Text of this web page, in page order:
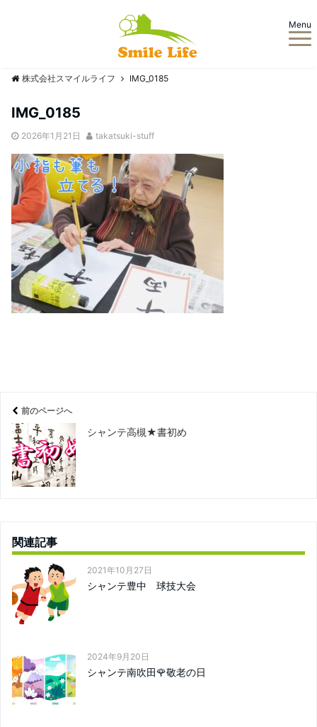
Menu
株式会社スマイルライフ IMG_0185
IMG_0185
2026年1月21日 takatsuki-stuff
前のページへ
シャンテ高槻★書初め
関連記事
2021年10月27日
シャンテ豊中 球技大会
2024年9月20日
シャンテ南吹田🌹敬老の日